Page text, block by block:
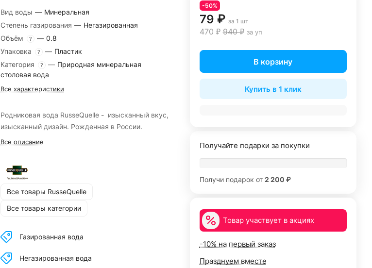
Вид воды — Минеральная
Степень газирования — Негазированная
Объём
? — 0.8
Упаковка
? — Пластик
Категория
? — Природная минеральная
столовая вода
Все характеристики
Родниковая вода RusseQuelle - изысканный вкус,
изысканный дизайн. Рожденная в России.
Все описание
Все товары RusseQuelle
Все товары категории
Газированная вода
Негазированная вода
-50%
79 ₽ за 1 шт
470 ₽940 ₽ за уп
В корзину
Купить в 1 клик
Получайте подарки за покупки
Получи подарок от 2 200 ₽
Товар участвует в акциях
-10% на первый заказ
Празднуем вместе